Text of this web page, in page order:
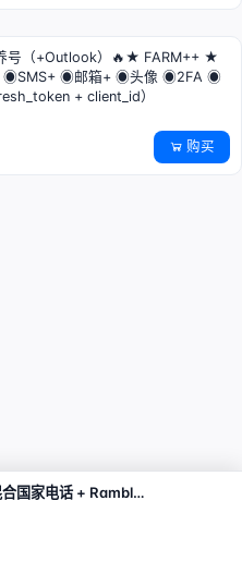
号（+Outlook）🔥★ FARM++ ★
◉SMS+ ◉邮箱+ ◉头像 ◉2FA ◉
+ client_id）
购买
[Quest徽章]（FV）Discord账号 | 混合国家电话 + Rambler邮箱